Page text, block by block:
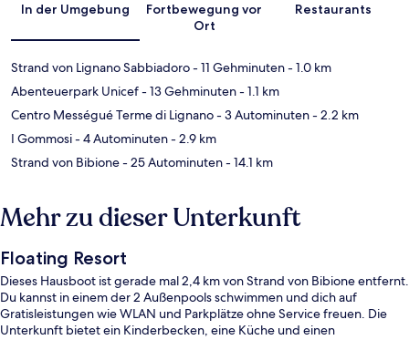
In der Umgebung
Fortbewegung vor
Ort
Restaurants
Strand von Lignano Sabbiadoro- 11 Gehminuten- 1.0 km
Abenteuerpark Unicef- 13 Gehminuten- 1.1 km
Centro Mességué Terme di Lignano- 3 Autominuten- 2.2 km
I Gommosi- 4 Autominuten- 2.9 km
Strand von Bibione- 25 Autominuten- 14.1 km
Mehr zu dieser Unterkunft
Floating Resort
Dieses Hausboot ist gerade mal 2,4 km von Strand von Bibione entfernt.
Du kannst in einem der 2 Außenpools schwimmen und dich auf
Gratisleistungen wie WLAN und Parkplätze ohne Service freuen. Die
Unterkunft bietet ein Kinderbecken, eine Küche und einen